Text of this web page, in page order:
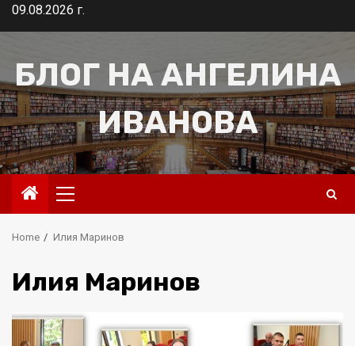
Skip09.08.2026 г.
БЛОГ НА АНГЕЛИНА
ИВАНОВА
Primary
Menu
Home Илия Маринов
Илия Маринов